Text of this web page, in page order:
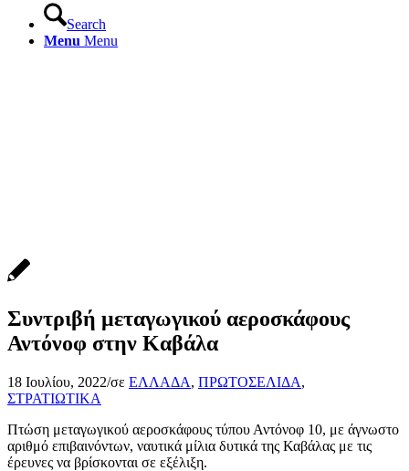
Search
Menu Menu
Συντριβή μεταγωγικού αεροσκάφους
Αντόνοφ στην Καβάλα
18 Ιουλίου, 2022/σε ΕΛΛΑΔΑ, ΠΡΩΤΟΣΕΛΙΔΑ,
ΣΤΡΑΤΙΩΤΙΚΑ
Πτώ­ση μετα­γω­γι­κού αερο­σκά­φους τύπου Αντό­νοφ 10, με άγνω­στο
αριθ­μό επι­βαι­νό­ντων, ναυ­τι­κά μίλια δυτι­κά της Καβά­λας με τις
έρευ­νες να βρί­σκο­νται σε εξέλιξη.